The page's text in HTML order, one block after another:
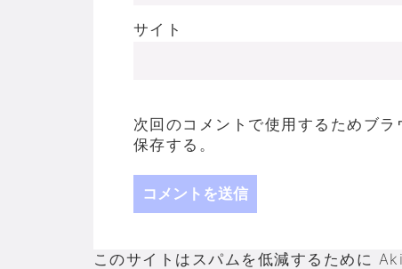
サイト
次回のコメントで使用するためブ
保存する。
このサイトはスパムを低減するために